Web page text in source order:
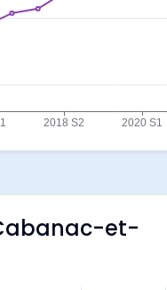
et-